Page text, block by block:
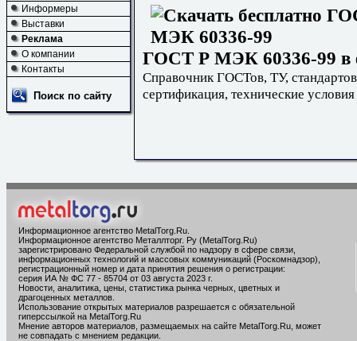
Информеры
Выставки
Реклама
О компании
Контакты
Поиск по сайту
ГОСТ Р МЭК 60336-99 в
Справочник ГОСТов, ТУ,
сертификация, технические условия
Информационное агентство MetalTorg.Ru
Информационное агентство Металлторг. Ру (MetalTorg.Ru)
зарегистрировано Федеральной службой по надзору в сфере связи,
информационных технологий и массовых коммуникаций (Роскомнадзор),
регистрационный номер и дата принятия решения о регистрации:
серия ИА № ФС 77 - 85704 от 03 августа 2023 г.
Новости, аналитика, цены, статистика рынка черных, цветных и
драгоценных металлов.
Использование открытых материалов разрешается с обязательной
гиперссылкой на MetalTorg.Ru
Мнение авторов материалов, размещаемых на сайте MetalTorg.Ru, может
не совпадать с мнением редакции.